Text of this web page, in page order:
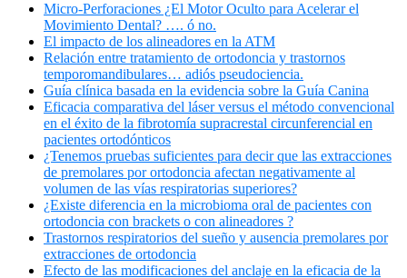
Micro-Perforaciones ¿El Motor Oculto para Acelerar el
Movimiento Dental? …. ó no.
El impacto de los alineadores en la ATM
Relación entre tratamiento de ortodoncia y trastornos
temporomandibulares… adiós pseudociencia.
Guía clínica basada en la evidencia sobre la Guía Canina
Eficacia comparativa del láser versus el método convencional
en el éxito de la fibrotomía supracrestal circunferencial en
pacientes ortodónticos
¿Tenemos pruebas suficientes para decir que las extracciones
de premolares por ortodoncia afectan negativamente al
volumen de las vías respiratorias superiores?
¿Existe diferencia en la microbioma oral de pacientes con
ortodoncia con brackets o con alineadores ?
Trastornos respiratorios del sueño y ausencia premolares por
extracciones de ortodoncia
Efecto de las modificaciones del anclaje en la eficacia de la